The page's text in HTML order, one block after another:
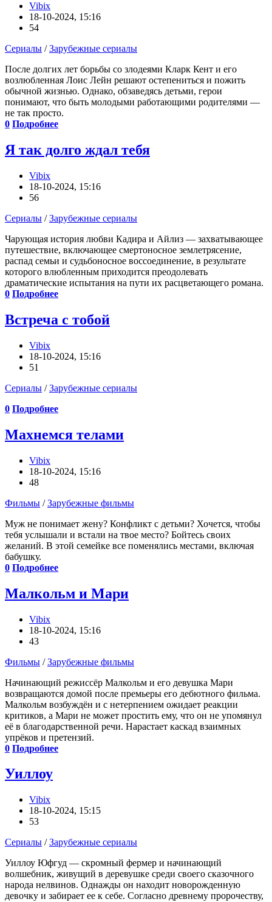
Vibix
18-10-2024, 15:16
54
Сериалы /Зарубежные сериалы
После долгих лет борьбы со злодеями Кларк Кент и его
возлюбленная Лоис Лейн решают остепениться и пожить
обычной жизнью. Однако, обзаведясь детьми, герои
понимают, что быть молодыми работающими родителями —
не так просто.
0 Подробнее
Я так долго ждал тебя
Vibix
18-10-2024, 15:16
56
Сериалы /Зарубежные сериалы
Чарующая история любви Кадира и Айлиз — захватывающее
путешествие, включающее смертоносное землетрясение,
распад семьи и судьбоносное воссоединение, в результате
которого влюбленным приходится преодолевать
драматические испытания на пути их расцветающего романа.
0 Подробнее
Встреча с тобой
Vibix
18-10-2024, 15:16
51
Сериалы /Зарубежные сериалы
0 Подробнее
Махнемся телами
Vibix
18-10-2024, 15:16
48
Фильмы /Зарубежные фильмы
Муж не понимает жену? Конфликт с детьми? Хочется, чтобы
тебя услышали и встали на твое место? Бойтесь своих
желаний. В этой семейке все поменялись местами, включая
бабушку.
0 Подробнее
Малкольм и Мари
Vibix
18-10-2024, 15:16
43
Фильмы /Зарубежные фильмы
Начинающий режиссёр Малкольм и его девушка Мари
возвращаются домой после премьеры его дебютного фильма.
Малкольм возбуждён и с нетерпением ожидает реакции
критиков, а Мари не может простить ему, что он не упомянул
её в благодарственной речи. Нарастает каскад взаимных
упрёков и претензий.
0 Подробнее
Уиллоу
Vibix
18-10-2024, 15:15
53
Сериалы /Зарубежные сериалы
Уиллоу Юфгуд — скромный фермер и начинающий
волшебник, живущий в деревушке среди своего сказочного
народа нелвинов. Однажды он находит новорожденную
девочку и забирает ее к себе. Согласно древнему пророчеству,